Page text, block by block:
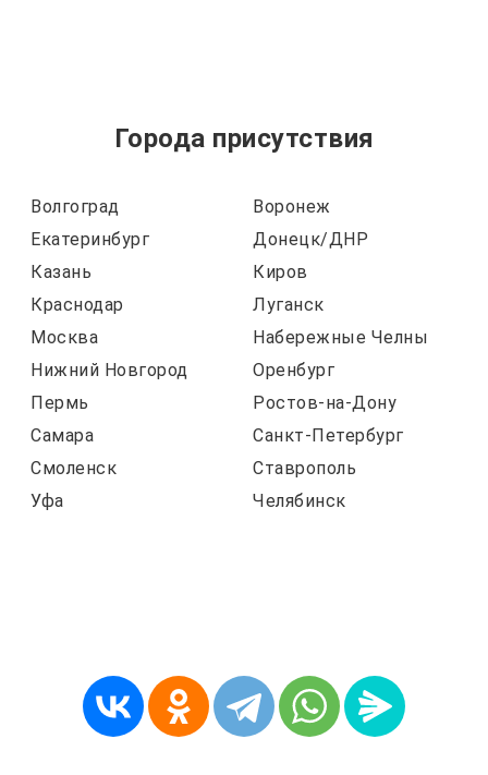
Города присутствия
Волгоград
Воронеж
Екатеринбург
Донецк/ДНР
Казань
Киров
Краснодар
Луганск
Москва
Набережные Челны
Нижний Новгород
Оренбург
Пермь
Ростов-на-Дону
Самара
Санкт-Петербург
Смоленск
Ставрополь
Уфа
Челябинск